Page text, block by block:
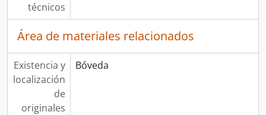
técnicos
Área de materiales relacionados
Existencia y
localización
de
originales
Bóveda